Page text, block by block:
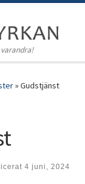
»Gudstjänst
4 juni, 2024